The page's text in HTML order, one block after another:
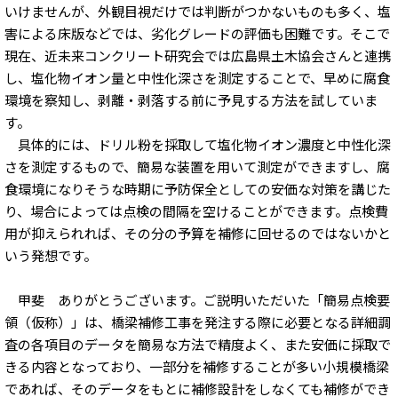
いけませんが、外観目視だけでは判断がつかないものも多く、塩
害による床版などでは、劣化グレードの評価も困難です。そこで
現在、近未来コンクリート研究会では広島県土木協会さんと連携
し、塩化物イオン量と中性化深さを測定することで、早めに腐食
環境を察知し、剥離・剥落する前に予見する方法を試していま
す。
具体的には、ドリル粉を採取して塩化物イオン濃度と中性化深
さを測定するもので、簡易な装置を用いて測定ができますし、腐
食環境になりそうな時期に予防保全としての安価な対策を講じた
り、場合によっては点検の間隔を空けることができます。点検費
用が抑えられれば、その分の予算を補修に回せるのではないかと
いう発想です。
甲斐 ありがとうございます。ご説明いただいた「簡易点検要
領（仮称）」は、橋梁補修工事を発注する際に必要となる詳細調
査の各項目のデータを簡易な方法で精度よく、また安価に採取で
きる内容となっており、一部分を補修することが多い小規模橋梁
であれば、そのデータをもとに補修設計をしなくても補修ができ